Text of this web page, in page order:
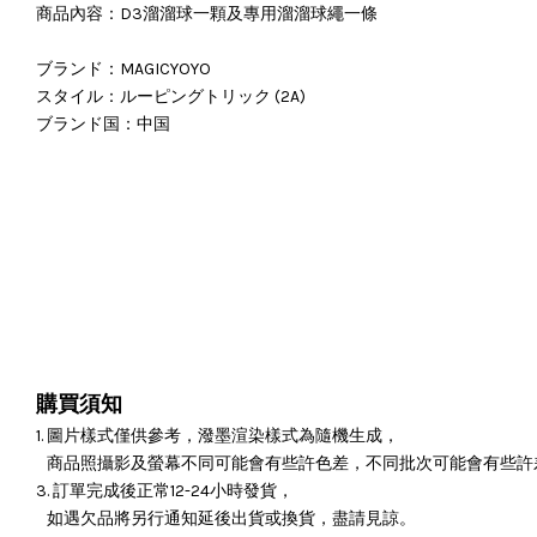
商品內容：D3溜溜球一顆及專用溜溜球繩一條
ブランド ：MAGICYOYO
スタイル：ルーピングトリック (2A)
ブランド国 ： 中国
購買須知
1. 圖片樣式僅供參考，潑墨渲染樣式為隨機生成，
商品照攝影及螢幕不同可能會有些許色差，不同批次可能會有些
3. 訂單完成後正常12-24小時發貨，
如遇欠品將另行通知延後出貨或換貨，盡請見諒。